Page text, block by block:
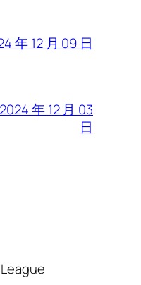
年 12 月 09 日
2024 年 12 月 03
日